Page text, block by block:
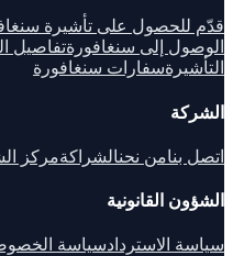
قدّم للحصول على تأشيرة
الوصول إلى سنغافورةتفاصيل
التأشيرةسفارات سنغافورة
الشركة
اتصل بنامن نحنالشراكةمركز
الشؤون القانونية
سياسة الاستردادسياسة